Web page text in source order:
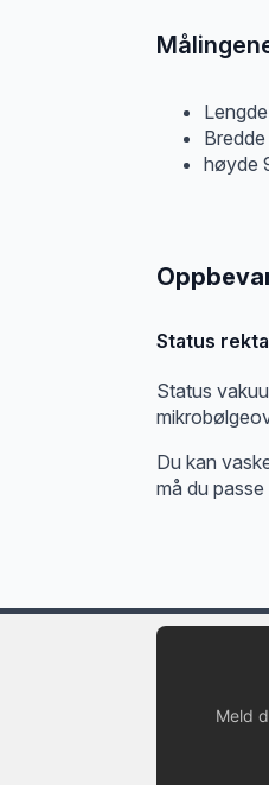
høyde
Status
Status
Du kan
må du
Meld